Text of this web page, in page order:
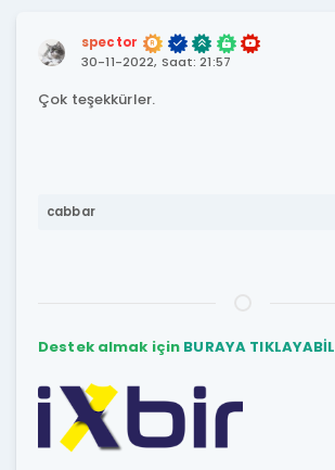
spector
30-11-2022, Saat: 21:57
Çok teşekkürler.
cabbar
Destek almak için BURAYA